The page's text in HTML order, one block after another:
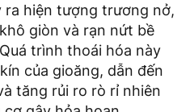
ra hiện tượng trương nở,
giòn và rạn nứt bề
trình thoái hóa này
của gioăng, dẫn đến
tăng rủi ro rò rỉ nhiên